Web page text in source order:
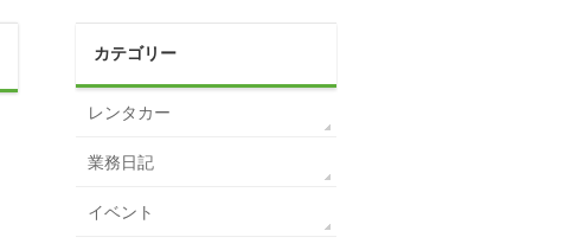
カテゴリー
レンタカー
業務日記
イベント